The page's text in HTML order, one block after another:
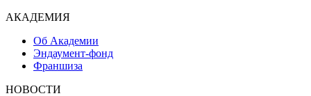
АКАДЕМИЯ
Об Академии
Эндаумент-фонд
Франшиза
НОВОСТИ